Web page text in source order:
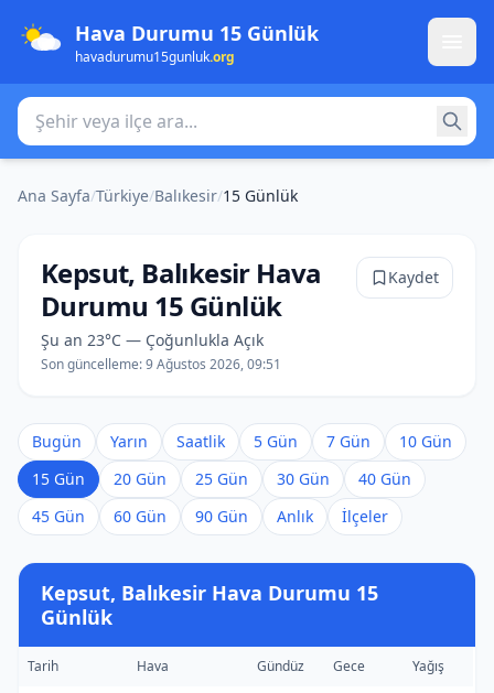
Hava Durumu 15 Günlük
havadurumu15gunluk.org
Şehir veya ilçe ara
Ana Sayfa/Türkiye/Balıkesir/15 Günlük
Kepsut, Balıkesir Hava
Durumu 15 Günlük
Şu an 23°C — Çoğunlukla Açık
Son güncelleme:9 Ağustos 2026, 09:51
Kaydet
Bugün Yarın Saatlik 5 Gün 7 Gün
10 Gün
15 Gün
20 Gün 25 Gün 30 Gün
40 Gün
45 Gün
60 Gün 90 Gün Anlık İlçeler
Kepsut, Balıkesir Hava Durumu 15
Günlük
Tarih Hava Gündüz Gece Yağış